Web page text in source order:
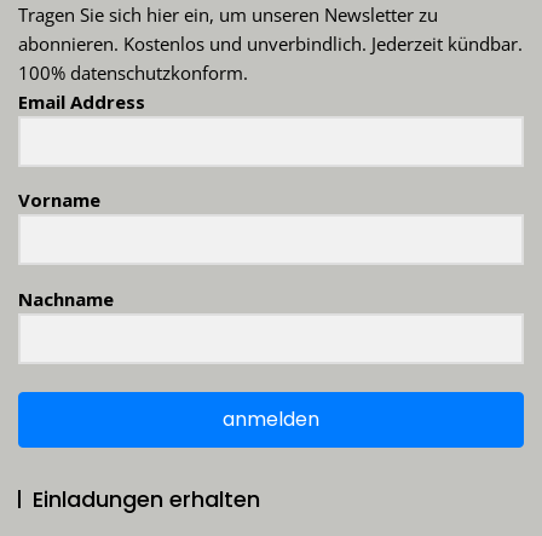
Tragen Sie sich hier ein, um unseren Newsletter zu
abonnieren. Kostenlos und unverbindlich. Jederzeit kündbar.
100% datenschutzkonform.
Email Address
Vorname
Nachname
anmelden
Einladungen erhalten